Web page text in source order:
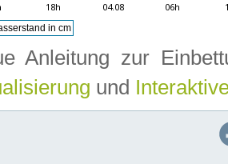
Anleitung zur
und